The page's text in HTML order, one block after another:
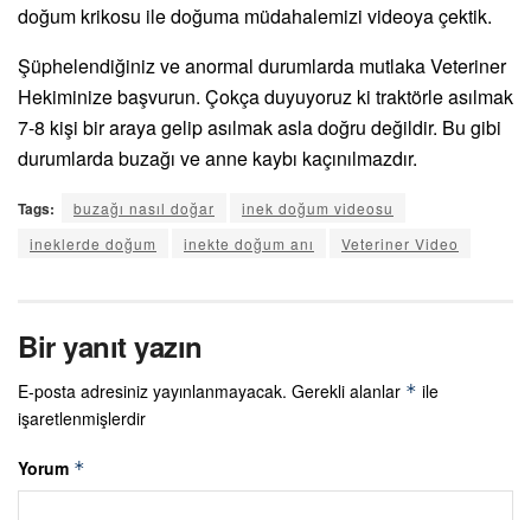
doğum krikosu ile doğuma müdahalemizi videoya çektik.
Şüphelendiğiniz ve anormal durumlarda mutlaka Veteriner
Hekiminize başvurun. Çokça duyuyoruz ki traktörle asılmak
7-8 kişi bir araya gelip asılmak asla doğru değildir. Bu gibi
durumlarda buzağı ve anne kaybı kaçınılmazdır.
Tags: buzağı nasıl doğar
inek doğum videosu
ineklerde doğum
inekte doğum anı Veteriner Video
Bir yanıt yazın
E-posta adresiniz yayınlanmayacak. Gerekli alanlar * ile
işaretlenmişlerdir
Yorum *